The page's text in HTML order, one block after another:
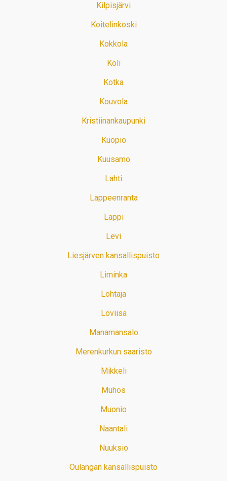
Kilpisjärvi
Koitelinkoski
Kokkola
Koli
Kotka
Kouvola
Kristiinankaupunki
Kuopio
Kuusamo
Lahti
Lappeenranta
Lappi
Levi
Liesjärven kansallispuisto
Liminka
Lohtaja
Loviisa
Manamansalo
Merenkurkun saaristo
Mikkeli
Muhos
Muonio
Naantali
Nuuksio
Oulangan kansallispuisto